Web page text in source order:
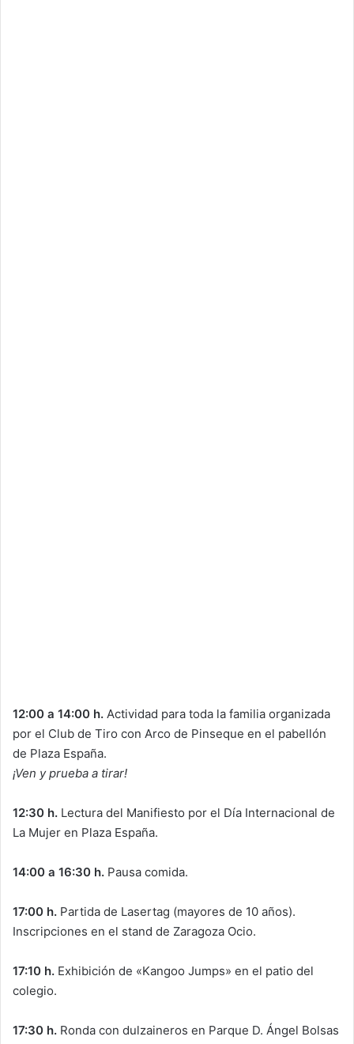
12:00 a 14:00 h. Actividad para toda la familia organizada
por el Club de Tiro con Arco de Pinseque en el pabellón
de Plaza España.
¡Ven y prueba a tirar!
12:30 h. Lectura del Manifiesto por el Día Internacional de
La Mujer en Plaza España.
14:00 a 16:30 h. Pausa comida.
17:00 h. Partida de Lasertag (mayores de 10 años).
Inscripciones en el stand de Zaragoza Ocio.
17:10 h. Exhibición de «Kangoo Jumps» en el patio del
colegio.
17:30 h. Ronda con dulzaineros en Parque D. Ángel Bolsas